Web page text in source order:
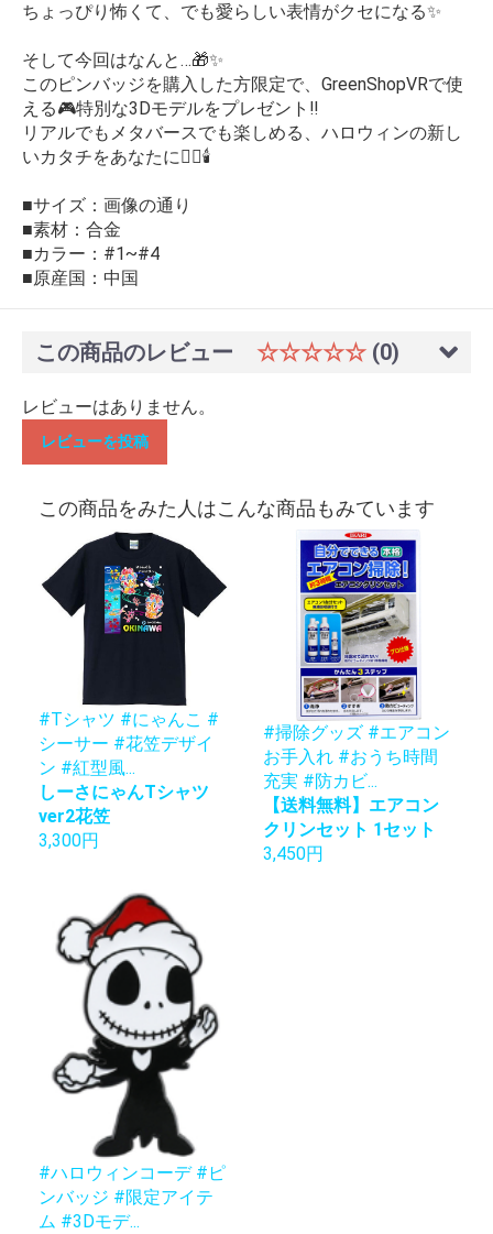
ちょっぴり怖くて、でも愛らしい表情がクセになる✨
そして今回はなんと…🎁✨
このピンバッジを購入した方限定で、GreenShopVRで使
える🎮特別な3Dモデルをプレゼント‼️
リアルでもメタバースでも楽しめる、ハロウィンの新し
いカタチをあなたに🧙‍♀️🕯️
■サイズ：画像の通り
■素材：合金
■カラー：#1~#4
■原産国：中国
この商品のレビュー ☆☆☆☆☆ (0)
レビューはありません。
レビューを投稿
この商品をみた人はこんな商品もみています
#Tシャツ #にゃんこ #
シーサー #花笠デザイ
ン #紅型風...
しーさにゃんTシャツ
ver2花笠
3,300円
#掃除グッズ #エアコン
お手入れ #おうち時間
充実 #防カビ...
【送料無料】エアコン
クリンセット 1セット
3,450円
#ハロウィンコーデ #ピ
ンバッジ #限定アイテ
ム #3Dモデ...